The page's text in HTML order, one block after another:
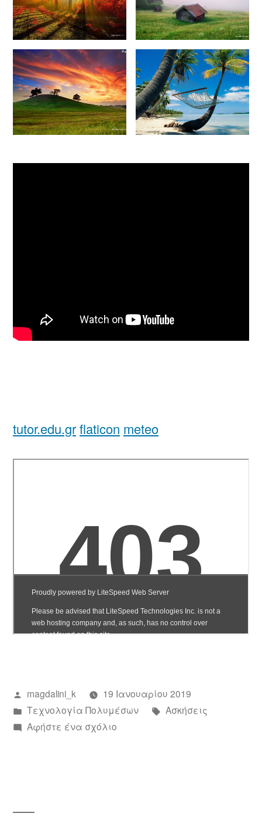
tutor.edu.grflaticon meteo
Συντάχθηκε
από
magdalini_k
19 Ιανουαρίου 2019
Αναρτήθηκε
σε
Τεχνολογία Πολυμέσων Ετικέτες:
Ασκήσεις
Αφήστε ένα σχόλιογια